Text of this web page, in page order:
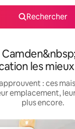
Rechercher
les
: ces
emplacement,
plus encore.